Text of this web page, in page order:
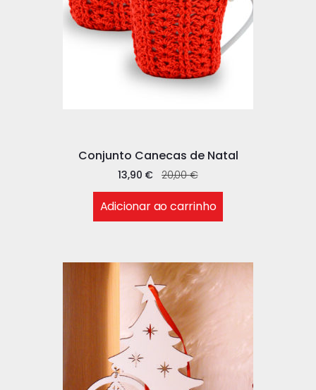
Conjunto Canecas de Natal
20,00€
13,90 €
Adicionar ao carrinho